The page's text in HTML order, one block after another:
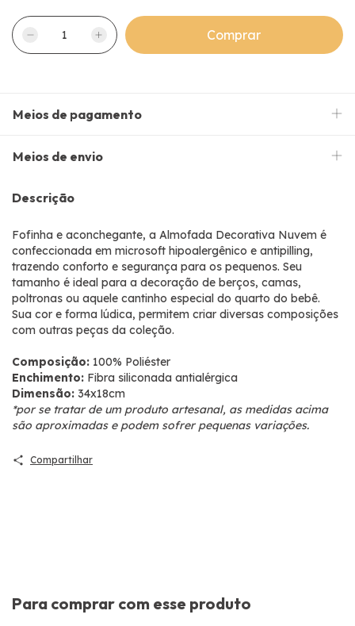
Meios de pagamento
Meios de envio
Descrição
Fofinha e aconchegante, a Almofada Decorativa Nuvem é
confeccionada em microsoft hipoalergênico e antipilling,
trazendo conforto e segurança para os pequenos. Seu
tamanho é ideal para a decoração de berços, camas,
poltronas ou aquele cantinho especial do quarto do bebê.
Sua cor e forma lúdica, permitem criar diversas composições
com outras peças da coleção.
Composição: 100% Poliéster
Enchimento: Fibra siliconada antialérgica
Dimensão: 34x18cm
*por se tratar de um produto artesanal, as medidas acima
são aproximadas e podem sofrer pequenas variações.
Compartilhar
Para comprar com esse produto